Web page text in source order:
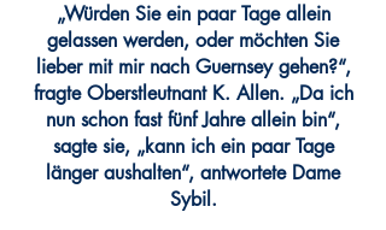
„Würden Sie ein paar Tage allein
gelassen werden, oder möchten Sie
lieber mit mir nach Guernsey gehen?“,
fragte Oberstleutnant K. Allen. „Da ich
nun schon fast fünf Jahre allein bin“,
sagte sie, „kann ich ein paar Tage
länger aushalten“, antwortete Dame
Sybil.